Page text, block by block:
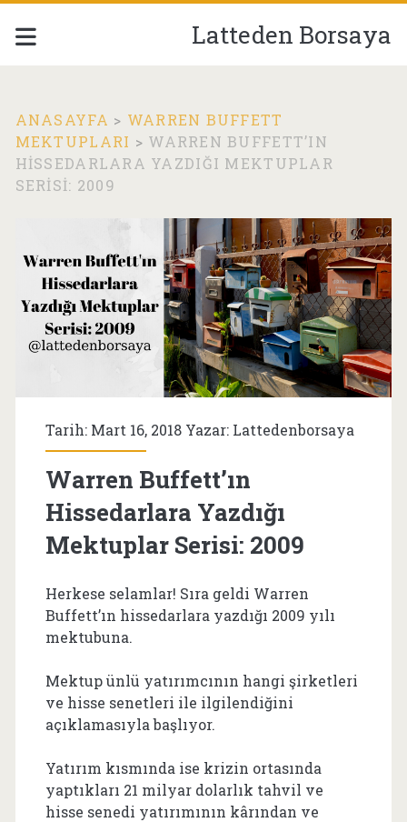
Latteden Borsaya
ANASAYFA > WARREN BUFFETT
MEKTUPLARI > WARREN BUFFETT’IN
HISSEDARLARA YAZDIĞI MEKTUPLAR
SERISI: 2009
Tarih: Mart 16, 2018 Yazar: Lattedenborsaya
Warren Buffett’ın
Hissedarlara Yazdığı
Mektuplar Serisi: 2009
Herkese selamlar! Sıra geldi Warren
Buffett’ın hissedarlara yazdığı 2009 yılı
mektubuna.
Mektup ünlü yatırımcının hangi şirketleri
ve hisse senetleri ile ilgilendiğini
açıklamasıyla başlıyor.
Yatırım kısmında ise krizin ortasında
yaptıkları 21 milyar dolarlık tahvil ve
hisse senedi yatırımının kârından ve